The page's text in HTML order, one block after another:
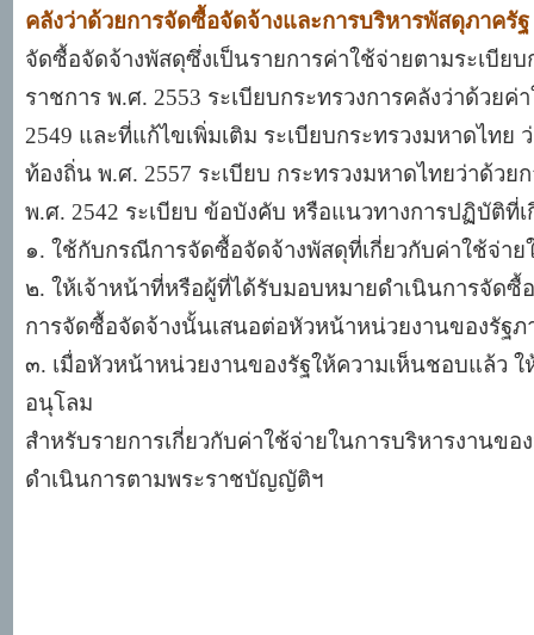
คลังว่าด้วยการจัดซื้อจัดจ้างและการบริหารพัสดุภาครั
จัดซื้อจัดจ้างพัสดุซึ่งเป็นรายการค่าใช้จ่ายตามระเบีย
ราชการ พ.ศ. 2553 ระเบียบกระทรวงการคลังว่าด้วย
2549 และที่แก้ไขเพิ่มเติม ระเบียบกระทรวงมหาดไท
ท้องถิ่น พ.ศ. 2557 ระเบียบ กระทรวงมหาดไทยว่าด้ว
พ.ศ. 2542 ระเบียบ ข้อบังคับ หรือแนวทางการปฏิบัติที่
๑. ใช้กับกรณีการจัดซื้อจัดจ้างพัสดุที่เกี่ยวกับค่าใช้จ่าย
๒. ให้เจ้าหน้าที่หรือผู้ที่ได้รับมอบหมายดำเนินการจัด
การจัดซื้อจัดจ้างนั้นเสนอต่อหัวหน้าหน่วยงานของรัฐภ
๓. เมื่อหัวหน้าหน่วยงานของรัฐให้ความเห็นชอบแล้ว
อนุโลม
สำหรับรายการเกี่ยวกับค่าใช้จ่ายในการบริหารงานข
ดำเนินการตามพระราชบัญญัติฯ